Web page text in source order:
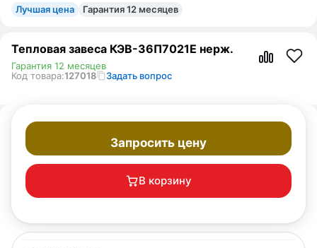
Лучшая цена Гарантия 12 месяцев
Тепловая завеса КЭВ-36П7021E нерж.
Код товара:127018 Задать вопрос
Гарантия 12 месяцев
Запросить цену
В корзину